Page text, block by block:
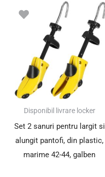
SUPER PREȚ!
Disponibil livrare locker
Set 2 sanuri pentru largit si
alungit pantofi, din plastic,
marime 42-44, galben
Prețul
inițial
fost:
59.00 lei.
curent
este:
39.00 lei.